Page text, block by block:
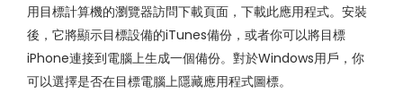
用目標計算機的瀏覽器訪問下載頁面，下載此應用程式。安裝
後，它將顯示目標設備的iTunes備份，或者你可以將目標
iPhone連接到電腦上生成一個備份。對於Windows用戶，你
可以選擇是否在目標電腦上隱藏應用程式圖標。